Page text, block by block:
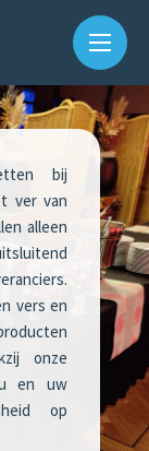
bij
ver van
alleen
vers en
onze
en uw
op